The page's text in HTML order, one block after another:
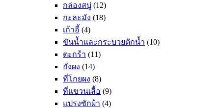
กล่องสบู่ (12)
กะละมัง (18)
เก้าอี้ (4)
ขันน้ำและกระบวยตักน้ำ (10)
ตะกร้า (11)
ถังผง (14)
ที่โกยผง (8)
ที่แขวนเสื้อ (9)
แปรงซักผ้า (4)